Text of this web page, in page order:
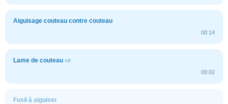
Aiguisage couteau contre couteau
00:14
Lame de couteau #8
00:02
Fusil à aiguiser